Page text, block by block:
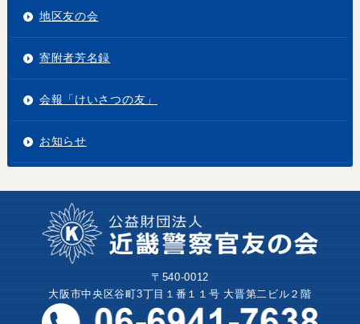
地区友の会
寄附者芳名録
会報「けいさつの友」
お知らせ
〒540-0012
大阪市中央区谷町3丁目１番１１号 大晋第二ビル２階